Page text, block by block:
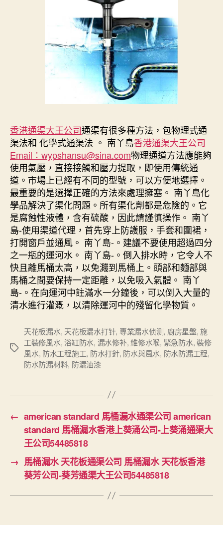
香港通渠大王公司通渠有很多種方法，包物理式通
渠法和 化學式通渠法 。 南丫島香港通渠大王公司
Email：wypshansu@sina.com物理通道方法應能夠
使用氣壓，直接接觸和壓力提取，即使用傳統通
道。市場上已經有不同的型號，可以方便地選擇。
最重要的是選擇正確的方法來處理擁塞。 南丫島化
學品解決了渠化問題。所有渠化劑都是危險的。它
是腐蝕性液體，含有硫酸，因此請謹慎操作。 南丫
島-使用渠道代理，首先穿上防護服，手套和圍裙，
打開窗戶並通風。 南丫島-。建議不要使用超過四分
之一瓶的運河水。 南丫島-。倒入排水時，它令人不
快且離馬桶太高，以免濺到馬桶上。頭部和麵部與
馬桶之間要保持一定距離，以免吸入氣體。 南丫
島-。在向運河中註滿水一分鐘後，可以倒入大量的
清水進行灌溉，以清除運河中的殘留化學物質。
Tags
天花板漏水, 天花板漏水打针, 專業漏水侦测, 廚房星盤,施
工裝修風水, 浴缸防水, 漏水修补,維修水喉, 緊急防水,裝修
風水, 防水工程施工, 防水打針, 防水與風水, 防水防漏工程,
防水防漏材料, 防漏油漆
← american standard 馬桶漏水通渠公司 american
standard 馬桶漏水香港上葵涌公司-上葵涌通渠大
王公司54485818
→ 馬桶漏水 天花板通渠公司 馬桶漏水 天花板香港
葵芳公司-葵芳通渠大王公司54485818